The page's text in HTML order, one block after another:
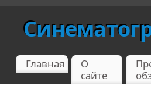
Главная
О
сайте